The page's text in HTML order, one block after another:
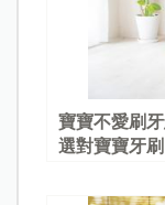
寶寶不愛刷
選對寶寶牙刷